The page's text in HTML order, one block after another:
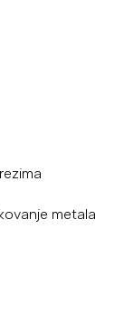
metala